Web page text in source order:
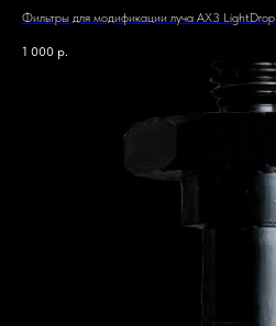
Фильтры для модификации луча AX3 LightDrop
1 000 р.